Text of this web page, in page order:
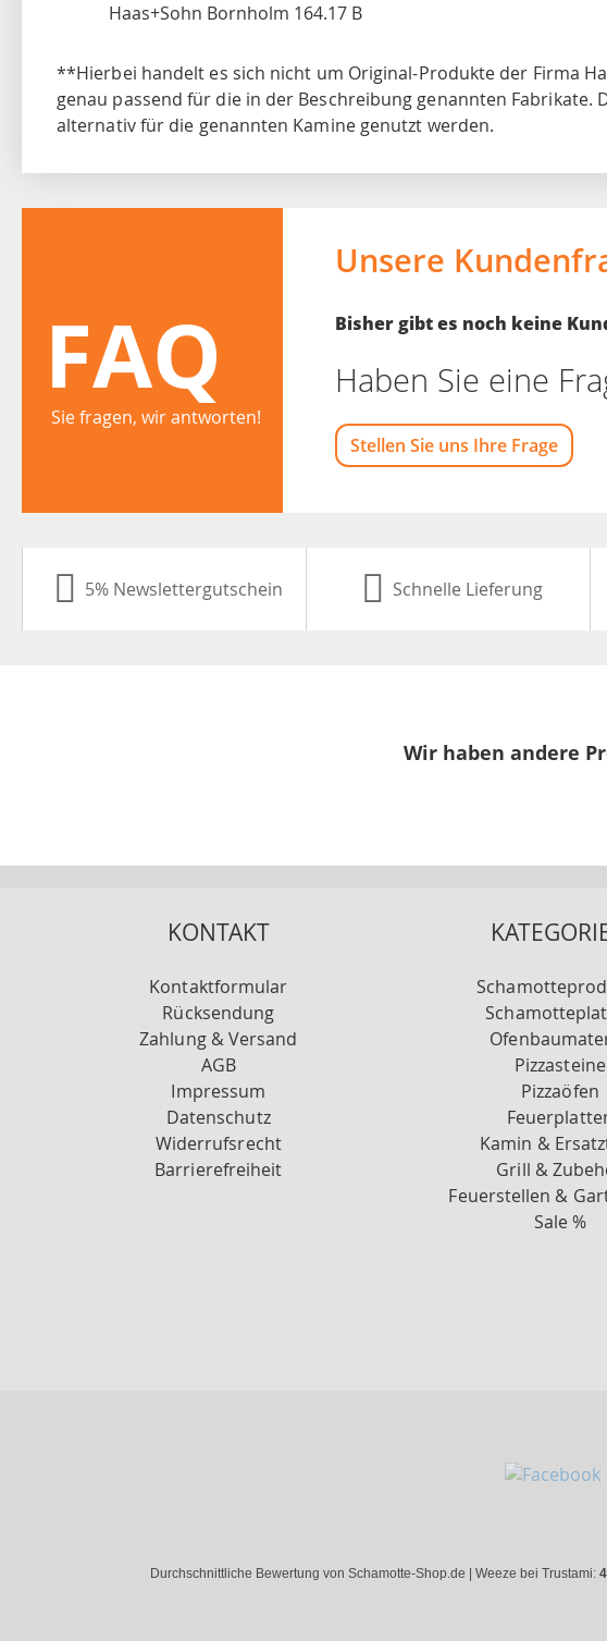
Haas+Sohn Bornholm 164.17 B
**Hierbei handelt es sich nicht um Original-Produkte der Firma
genau passend für die in der Beschreibung genannten Fabrikate.
alternativ für die genannten Kamine genutzt werden.
FAQ
Sie fragen, wir antworten!
Unsere
Bisher gibt es noch keine
Haben Sie eine
Stellen Sie uns Ihre Frage
5% Newslettergutschein Schnelle Lieferung
Wir haben andere
KONTAKT
Kontaktformular
Rücksendung
Zahlung & Versand
AGB
Impressum
Datenschutz
Widerrufsrecht
Barrierefreiheit
Pizzasteine
Pizzaöfen
Kamin &
Grill &
Feuerstellen &
Sale %
Durchschnittliche Bewertung von Schamotte-Shop.de | Weeze bei Trustami: